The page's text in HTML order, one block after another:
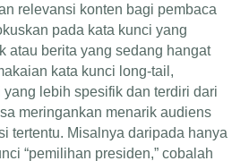
relevansi konten bagi pembaca
pada kata kunci yang
atau berita yang sedang hangat
kata kunci long-tail,
lebih spesifik dan terdiri dari
meringankan menarik audiens
tertentu. Misalnya daripada hanya
“pemilihan presiden,” cobalah